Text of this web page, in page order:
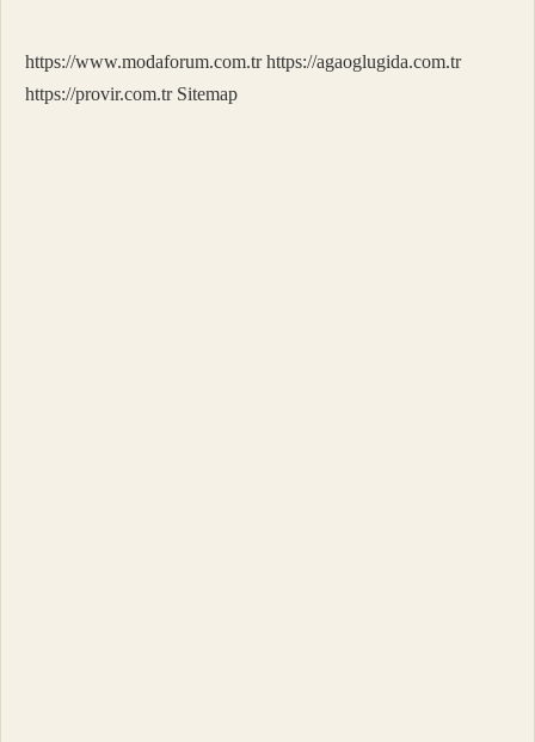
Sıklığı
Ve
https://www.modaforum.com.tr https://agaoglugida.com.tr
https://provir.com.tr Sitemap